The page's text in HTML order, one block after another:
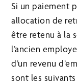
Si un paiement
allocation de
être retenu à la
l’ancien
d’un revenu
sont les suivants